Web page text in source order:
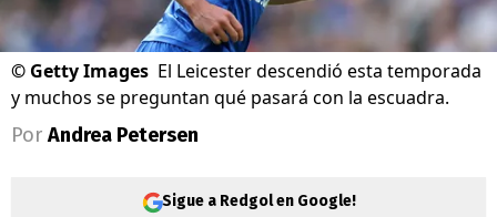
© Getty Images El Leicester descendió esta temporada
y muchos se preguntan qué pasará con la escuadra.
Por Andrea Petersen
Sigue a Redgol en Google!